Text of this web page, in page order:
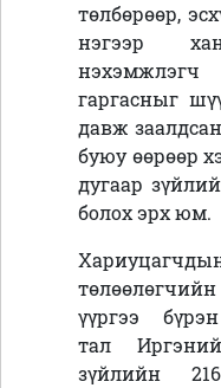
төлбөрөөр,
нэгээр
гаргасныг
давж
буюу өөрөөр
дугаар
болох эрх юм.
үүргээ
тал
зүйлийн